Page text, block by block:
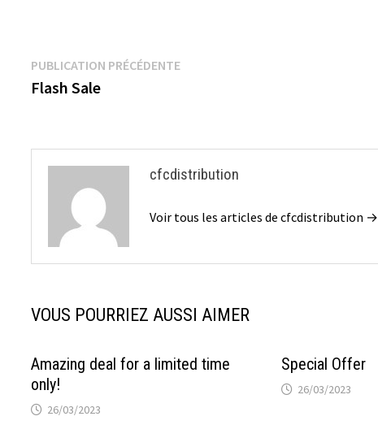
o
o
er es o
Navigation
de
PUBLICATION PRÉCÉDENTEPublication
Flash Sale
cfcdistribution
Voir tous les articles de cfcdistribution →
VOUS POURRIEZ AUSSI AIMER
Amazing deal for a limited time
only!
26/03/2023
Special Offer
26/03/2023